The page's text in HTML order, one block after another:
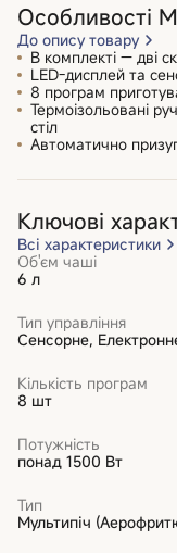
Особливості
До опису товару
В комплекті — дві
LED-дисплей та
8 програм
Термоізольовані
стіл
Автоматично
Ключові
Всі характеристики
Об'єм чаші
6 л
Тип управління
Сенсорне,
Кількість програм
8 шт
Потужність
понад 1500 Вт
Тип
Мультипіч